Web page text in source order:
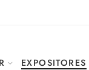
EXPOSITORES